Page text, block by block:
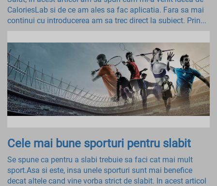
CaloriesLab si de ce am ales sa fac aplicatia. Fara sa mai
continui cu introducerea am sa trec direct la subiect. Prin...
Cele mai bune sporturi pentru slabit
Se spune ca pentru a slabi trebuie sa faci cat mai mult
sport.Asa si este, insa unele sporturi sunt mai benefice
decat altele cand vine vorba strict de slabit. In acest articol